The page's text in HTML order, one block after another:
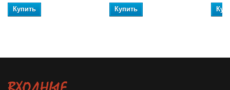
Купить
Купить